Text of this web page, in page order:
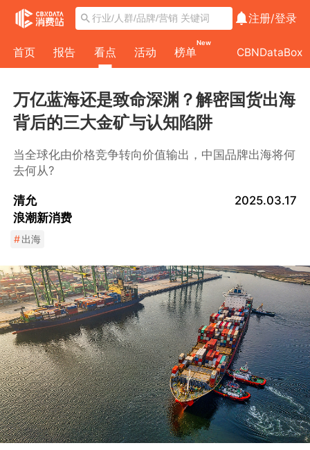
注册/登录
首页 报告 看点 活动 榜单
New
CBNDataBox
万亿蓝海还是致命深渊？解密国货出海
背后的三大金矿与认知陷阱
当全球化由价格竞争转向价值输出，中国品牌出海将何
去何从?
清允
浪潮新消费
2025.03.17
#出海